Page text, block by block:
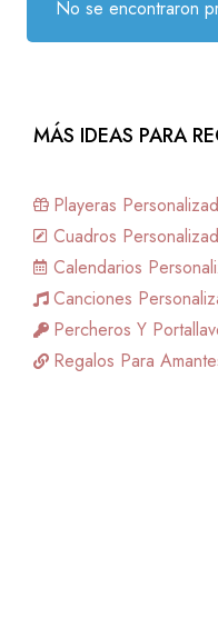
No se encontraron
MÁS IDEAS PARA
Playeras
Cuadros
Calendarios
Canciones
Percheros Y
Regalos Para